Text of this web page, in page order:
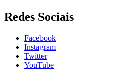
Redes Sociais
Facebook
Instagram
Twitter
YouTube